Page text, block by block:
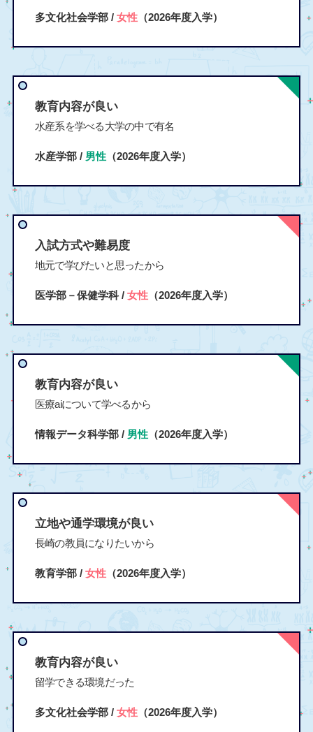
多文化社会学部 / 女性（2026年度入学）
教育内容が良い
水産系を学べる大学の中で有名
水産学部 / 男性（2026年度入学）
入試方式や難易度
地元で学びたいと思ったから
医学部－保健学科 / 女性（2026年度入学）
教育内容が良い
医療aiについて学べるから
情報データ科学部 / 男性（2026年度入学）
立地や通学環境が良い
長崎の教員になりたいから
教育学部 / 女性（2026年度入学）
教育内容が良い
留学できる環境だった
多文化社会学部 / 女性（2026年度入学）